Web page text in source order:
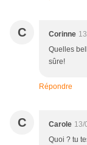
C Corinne
Quelles
sûre!
Répondre
C Carole 13/
Quoi ? tu